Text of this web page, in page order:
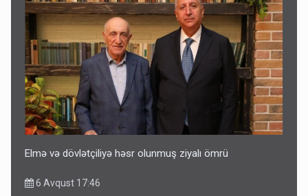
Elmə və dövlətçiliyə həsr olunmuş ziyalı ömrü
6 Avqust 17:46